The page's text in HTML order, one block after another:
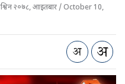
२०७८, आइतबार / October 10,